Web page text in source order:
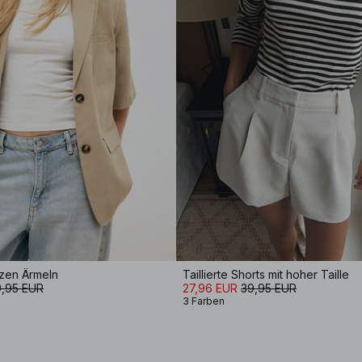
Ärmeln
EUR
Taillierte Shorts mit hoher Taille
27,96 EUR 39,95 EUR
3 Farben